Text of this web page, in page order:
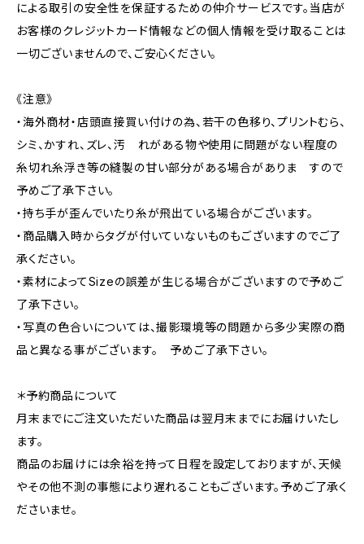
による取引の安全性を保証するための仲介サービスです。当店が
お客様のクレジットカード情報などの個人情報を受け取ることは
一切ございませんので、ご安心ください。
《注意》
・海外商材・店頭直接買い付けの為、若干の色移り、プリントむら、
シミ、かすれ、ズレ、汚 れがある物や使用に問題がない程度の
糸切れ糸浮き等の縫製の甘い部分がある場合がありま すので
予めご了承下さい。
・持ち手が歪んでいたり糸が飛出ている場合がございます。
・商品購入時からタグが付いていないものもございますのでご了
承ください。
・素材によってSizeの誤差が生じる場合がございますので予めご
了承下さい。
・写真の色合いについては、撮影環境等の問題から多少実際の商
品と異なる事がございます。 予めご了承下さい。
＊予約商品について
月末までにご注文いただいた商品は翌月末までにお届けいたし
ます。
商品のお届けには余裕を持って日程を設定しておりますが、天候
やその他不測の事態により遅れることもございます。予めご了承く
ださいませ。